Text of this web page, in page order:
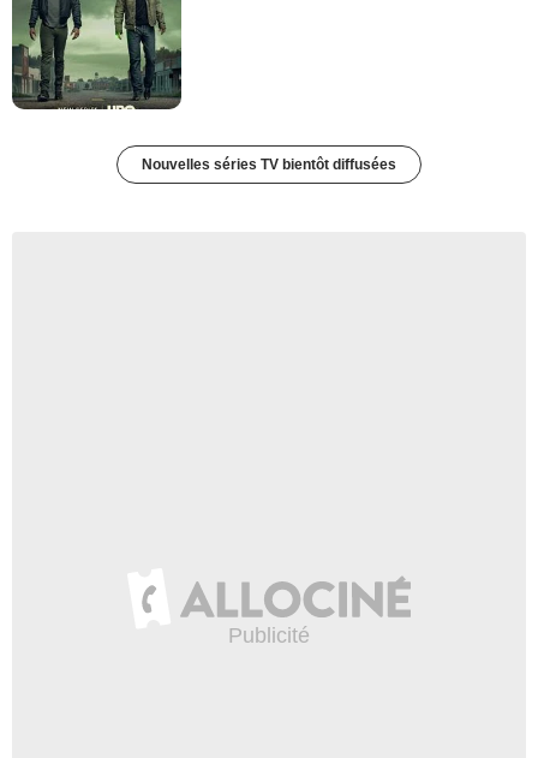
Nouvelles séries TV bientôt diffusées